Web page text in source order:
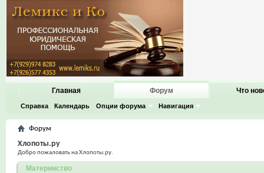
Главная Форум
Справка Календарь Опции форума Навигация
Что
Форум
Хлопоты.ру
Добро пожаловать на Хлопоты.ру.
Материнство